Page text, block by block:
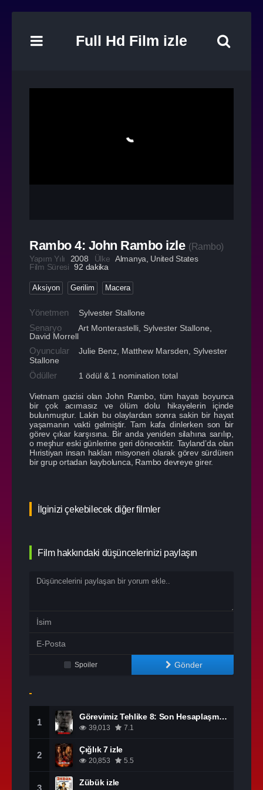
Full Hd Film izle
Rambo 4: John Rambo izle (Rambo)
Yapım Yılı 2008 Ülke Almanya United States
Film Süresi 92 dakika
Aksiyon Gerilim Macera
Yönetmen Sylvester Stallone
Senaryo
Art Monterastelli, Sylvester Stallone,
David Morrell
Oyuncular Julie Benz Matthew Marsden
Sylvester
Stallone
Ödüller 1 ödül & 1 nomination total
Vietnam gazisi olan John Rambo, tüm hayatı boyunca
bir çok acımasız ve ölüm dolu hikayelerin içinde
bulunmuştur. Lakin bu olaylardan sonra sakin bir hayat
yaşamanın vakti gelmiştir. Tam kafa dinlerken son bir
görev çıkar karşısına. Bir anda yeniden silahına sarılıp,
o meşhur eski günlerine geri dönecektir. Tayland’da olan
Hıristiyan insan hakları misyoneri olarak görev sürdüren
bir grup ortadan kaybolunca, Rambo devreye girer.
İlginizi çekebilecek diğer filmler
Film hakkındaki düşüncelerinizi paylaşın
Spoiler Gönder
1
Görevimiz Tehlike 8: Son Hesaplaşma izle
39,013 7.1
2
Çığlık 7 izle
20,853 5.5
3
Zübük izle